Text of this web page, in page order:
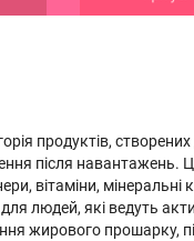
продуктів,
після навантажень.
вітаміни,
людей, які ведуть
жирового прошарку,